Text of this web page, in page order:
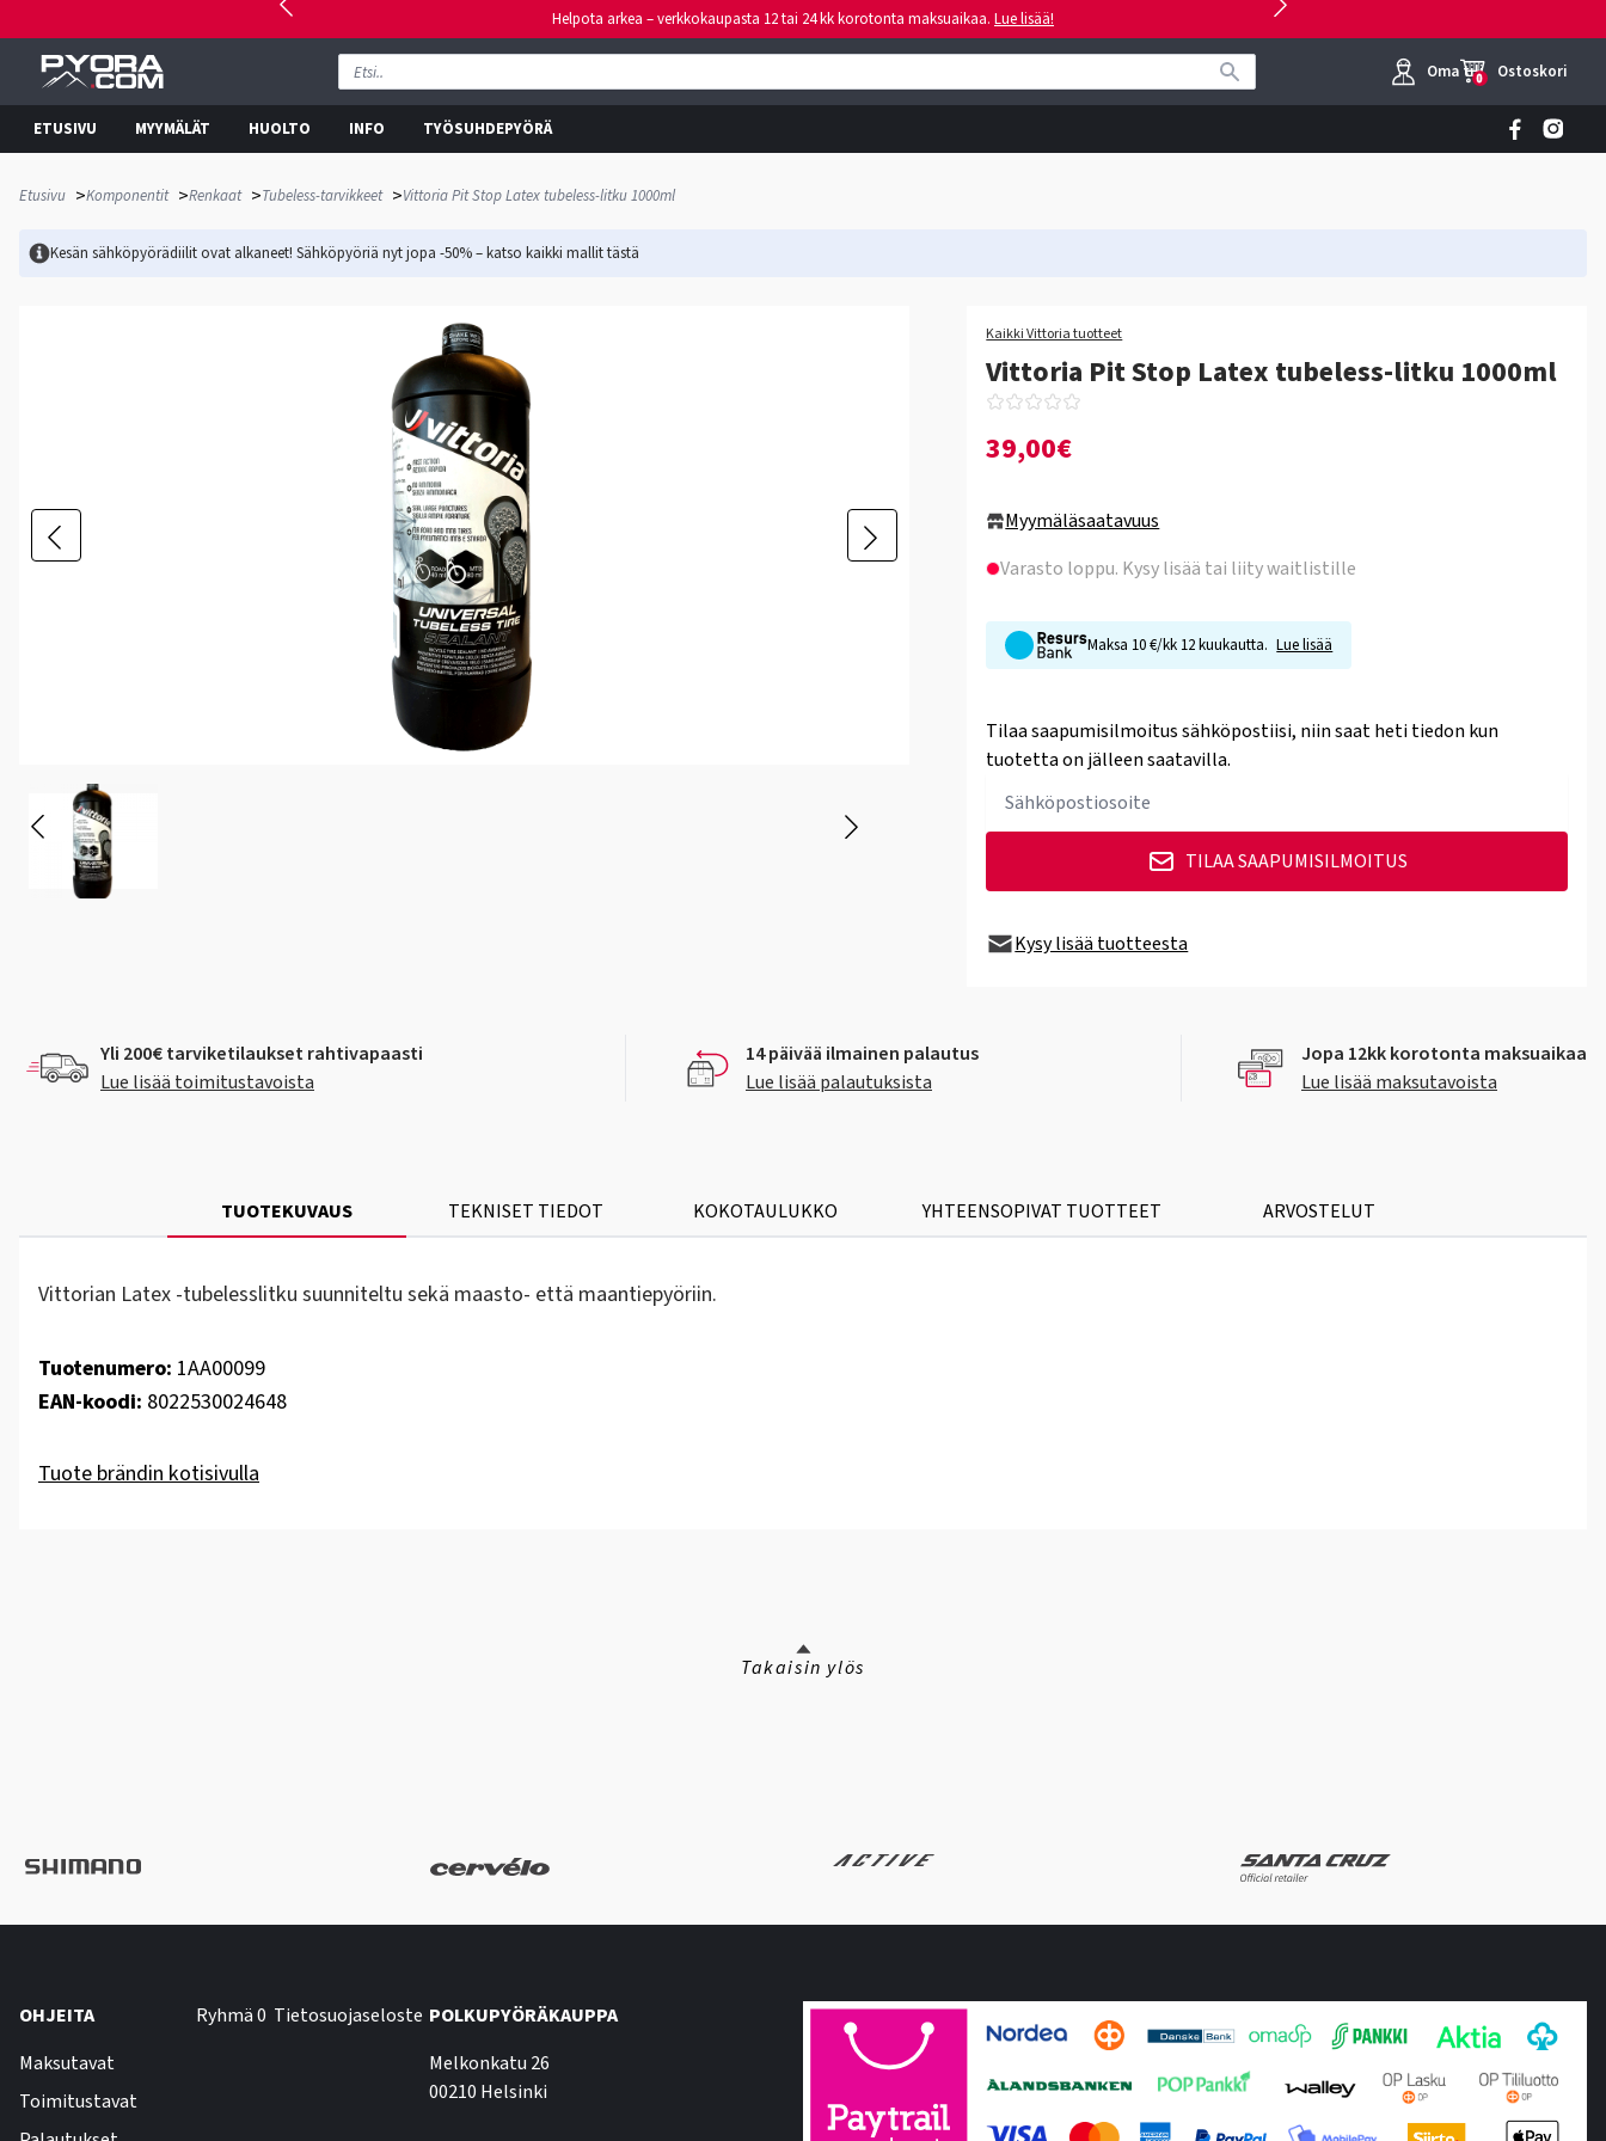
Helpota arkea – verkkokaupasta 12 tai 24 kk korotonta maksuaikaa. Lue lisää!
Oma tili
0 Ostoskori
ETUSIVU MYYMÄLÄT HUOLTO INFO TYÖSUHDEPYÖRÄ
Etusivu >Komponentit >Renkaat >Tubeless-tarvikkeet >Vittoria Pit Stop Latex tubeless-litku 1000ml
Kesän sähköpyörädiilit ovat alkaneet! Sähköpyöriä nyt jopa -50% – katso kaikki mallittästä
Kaikki Vittoria tuotteet
Vittoria Pit Stop Latex tubeless-litku 1000ml
39,00€
Myymäläsaatavuus
Varasto loppu. Kysy lisää tai liity waitlistille
Maksa 10 €/kk 12 kuukautta. Lue lisää
Tilaa saapumisilmoitus sähköpostiisi, niin saat heti tiedon kun
tuotetta on jälleen saatavilla.
TILAA SAAPUMISILMOITUS
Kysy lisää tuotteesta
Yli 200€ tarviketilaukset rahtivapaasti
Lue lisää toimitustavoista
14 päivää ilmainen palautus
Lue lisää palautuksista
Jopa 12kk korotonta maksuaikaa
Lue lisää maksutavoista
TUOTEKUVAUS TEKNISET TIEDOT KOKOTAULUKKO YHTEENSOPIVAT TUOTTEET ARVOSTELUT
Vittorian Latex -tubelesslitku suunniteltu sekä maasto- että maantiepyöriin.
Tuotenumero: 1AA00099
EAN-koodi: 8022530024648
Tuote brändin kotisivulla
Takaisin ylös
OHJEITA
Maksutavat
Toimitustavat
Ryhmä 0 Tietosuojaseloste POLKUPYÖRÄKAUPPA
Melkonkatu 26
00210 Helsinki